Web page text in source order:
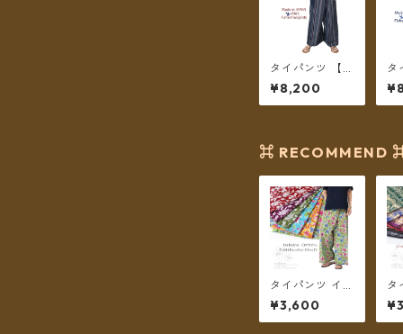
タイパンツ 【チ
ェトパン】 Fish
ermanpants-0
51 ＊メール便送
¥8,200
タ
ェ
54
⌘ RECOMMEND
タイパンツ イン
ド綿 インド更紗
no.12 フラワー
プリント 2タイ
¥3,600
タ
エ
ァ
B